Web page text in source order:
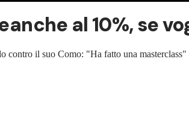
al 10%, se
contro il suo Como: "Ha fatto una masterclass"